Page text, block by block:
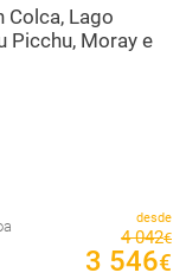
Colca, Lago
Picchu, Moray e
desde
4 042€
3 546€